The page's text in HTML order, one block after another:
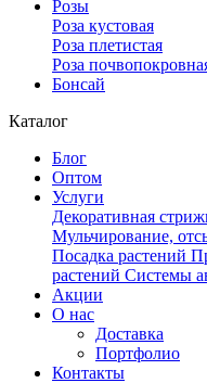
Розы
Роза кустовая
Роза плетистая
Роза
Бонсай
Каталог
Блог
Оптом
Услуги
Декоративная
Мульчирование,
Посадка растений
растений Системы
Акции
О нас
Доставка
Портфолио
Контакты